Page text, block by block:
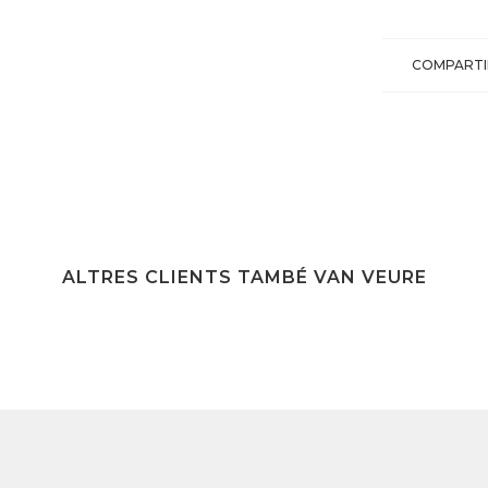
ALTRES CLIENTS TAMBÉ VAN VEURE